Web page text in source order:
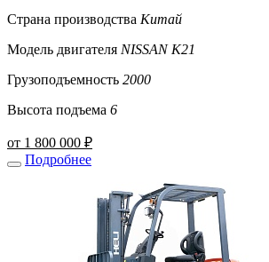
Страна производства Китай
Модель двигателя NISSAN K21
Грузоподъемность 2000
Высота подъема 6
от 1 800 000 ₽
Подробнее